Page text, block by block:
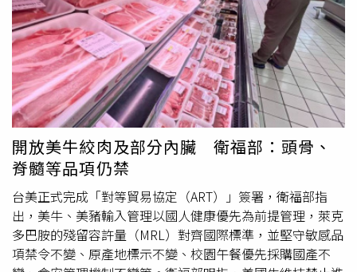
助。資料來源：1.衛福部-體重在理想範圍的人不會有三高?
2.國健署-罹患代謝症候群 3招可逆轉更多醫健新聞報導是
「實胖」還是「虛胖」？3大易胖體質、中醫減重「核心」
關鍵一次看清！小時胖不是胖？小心一路胖到大！「兒童5
肥胖原因」一次看，醫揭「4招」帶孩子遠離肥胖！
度與市場反應，但強調所有生鮮肉品皆會依法標示產地並符
合檢驗規範。另據衛福部食品藥物管理署表示，輸入管理以
國人健康為優先，並維持「敏感品項禁令不變、原產地標示
不變、校園採購國產不變、食安管理機制不變」等4項原
則。食藥署副署長蔡淑貞指出，此次調整遵循國際規範與科
學實證風險評估，並曾赴美實地查核。開放項目包括牛絞肉
及心、肝、腎等部分內臟；至於頭骨、腦、眼睛、脊髓、機
械分離肉或機械回復肉、肺臟、胰臟、脾臟、 膽囊、子宮等
敏感品項，仍維持禁止輸入。豬產品則維持原進口品項。萊
克多巴胺殘留標準方面，牛豬產品將與國際標準接軌，其中
豬腎殘留容許量擬由0.04ppm提高至0.09ppm。食藥署表
示，後續將經風險評估與專家會議程序，儘速修正動物用藥
殘留標準。依現行《食品安全衛生管理法》第15條第3項規
定，若為非疫區但近10年內發生牛海綿狀腦病病例之國家或
開放美牛絞肉及部分內臟 衛福部：頭骨、
脊髓等品項仍禁
台美正式完成「對等貿易協定（ART）」簽署，衛福部指
出，美牛、美豬輸入管理以國人健康優先為前提管理，萊克
多巴胺的殘留容許量（MRL）對齊國際標準，並堅守敏感品
項禁令不變、原產地標示不變、校園午餐優先採購國產不